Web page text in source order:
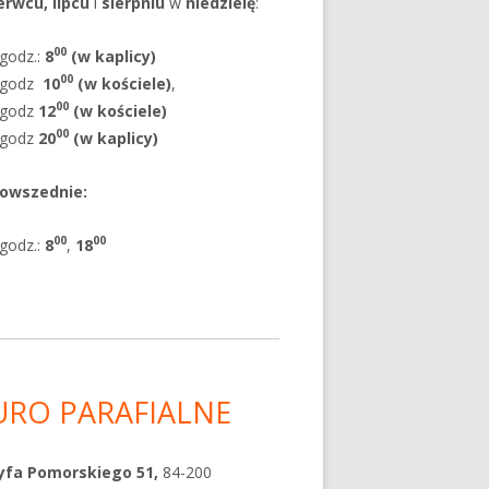
godz.: 800 (w kaplicy)
godz 1000 (w kościele),
godz 1200 (w kościele)
godz 2000 (w kaplicy)
:
godz.: 800, 1800
PARAFIALNE
Pomorskiego 51, 84-200